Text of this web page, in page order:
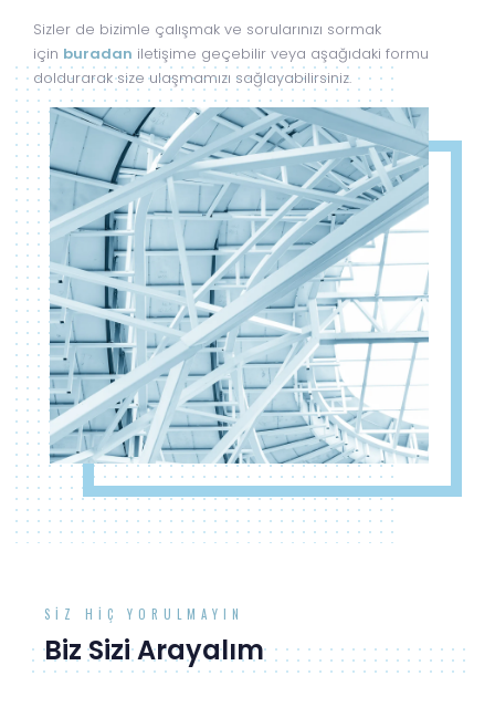
Sizler de bizimle çalışmak ve sorularınızı sormak
için buradan iletişime geçebilir veya aşağıdaki formu
doldurarak size ulaşmamızı sağlayabilirsiniz.
SIZ HIÇ YORULMAYIN
Biz Sizi Arayalım